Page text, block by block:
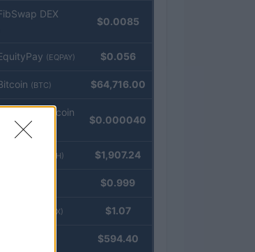
DEX
$0.0085
(EQPAY) $0.056
(BTC) $64,716.00
VNST Stablecoin
$0.000040
(ETH) $1,907.24
$0.999
(USDEX) $1.07
$594.40